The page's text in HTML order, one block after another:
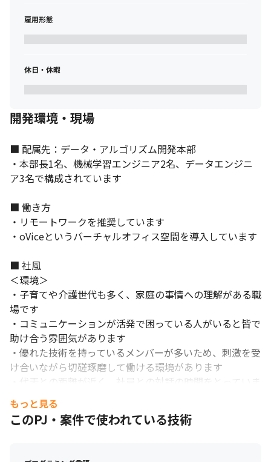
に入居しています。
さまざまなバックグラウンドを持つ社員が在籍しています。
雇用形態
休日・休暇
開発環境・現場
■ 配属先：データ・アルゴリズム開発本部
・本部長1名、機械学習エンジニア2名、データエンジニ
ア3名で構成されています
■ 働き方
・リモートワークを推奨しています
・oViceというバーチャルオフィス空間を導入しています
■ 社風
＜環境＞
・子育てや介護世代も多く、家庭の事情への理解がある職
場です
・コミュニケーションが活発で困っている人がいると皆で
助け合う雰囲気があります
・優れた技術を持っているメンバーが多いため、刺激を受
け合いながら切磋琢磨して働ける環境があります
・代表との距離が近く、社員との対話の時間をとっていま
す
・実際に、メンバーが社長に直接提案した分析手法が当社
の主力商品になった例があります
もっと見る
このPJ・案件で使われている技術